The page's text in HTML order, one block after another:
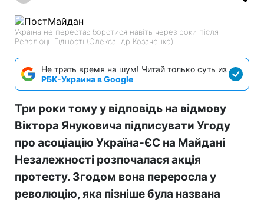
Україна не перестає боротися навіть через роки після
Революції Гідності (Олександр Козаченко)
Не трать время на шум! Читай только суть из
РБК-Украина в Google
Три роки тому у відповідь на відмову
Віктора Януковича підписувати Угоду
про асоціацію Україна-ЄС на Майдані
Незалежності розпочалася акція
протесту. Згодом вона переросла у
революцію, яка пізніше була названа